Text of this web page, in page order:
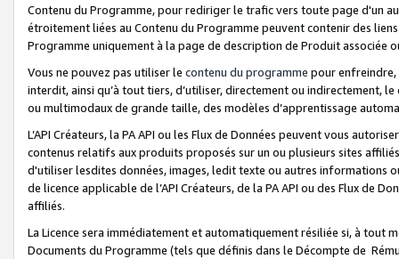
Contenu du Programme, pour rediriger le trafic vers toute page d'un
étroitement liées au Contenu du Programme peuvent contenir des
Programme uniquement à la page de description de Produit associée
Vous ne pouvez pas utiliser le contenu du programme pour
interdit, ainsi qu’à tout tiers, d’utiliser, directement ou indirectement,
ou multimodaux de grande taille, des modèles d’apprentissage
L’API Créateurs, la PA API ou les Flux de Données peuvent vous
contenus relatifs aux produits proposés sur un ou plusieurs sites
d'utiliser lesdites données, images, ledit texte ou autres informations
de licence applicable de l’API Créateurs, de la PA API ou des Flux de
affiliés.
La Licence sera immédiatement et automatiquement résiliée si, à
Documents du Programme (tels que définis dans le Décompte de